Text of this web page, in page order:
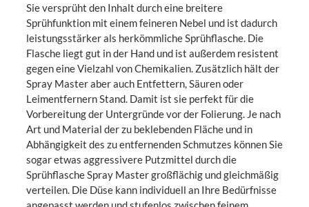
Sie versprüht den Inhalt durch eine breitere
Sprühfunktion mit einem feineren Nebel und ist dadurch
leistungsstärker als herkömmliche Sprühflasche. Die
Flasche liegt gut in der Hand und ist außerdem resistent
gegen eine Vielzahl von Chemikalien. Zusätzlich hält der
Spray Master aber auch Entfettern, Säuren oder
Leimentfernern Stand. Damit ist sie perfekt für die
Vorbereitung der Untergründe vor der Folierung. Je nach
Art und Material der zu beklebenden Fläche und in
Abhängigkeit des zu entfernenden Schmutzes können Sie
sogar etwas aggressivere Putzmittel durch die
Sprühflasche Spray Master großflächig und gleichmäßig
verteilen. Die Düse kann individuell an Ihre Bedürfnisse